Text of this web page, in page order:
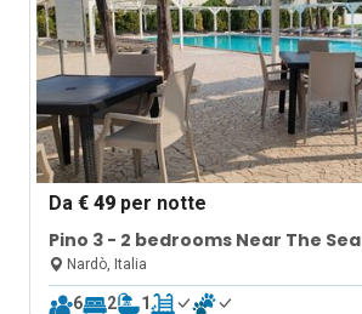
Da€ 49 per notte
Pino 3 - 2 bedrooms Near The Sea
Nardò, Italia
6 2 1